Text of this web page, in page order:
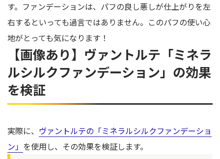
す。ファンデーションは、パフの良し悪しが仕上がりを左
右するといっても過言ではありません。このパフの使い心
地がとっても気になります！
【画像あり】ヴァントルテ「ミネラ
ルシルクファンデーション」の効果
を検証
実際に、 ヴァントルテの「ミネラルシルクファンデーショ
ン」 を使用し、その効果を検証します。